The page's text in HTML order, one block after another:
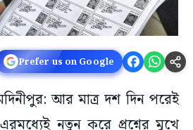
Prefer us on Google
আর মাত্র দশ দিন পরেই
এরমধ্যেই নতুন করে প্রশ্নের মুখে